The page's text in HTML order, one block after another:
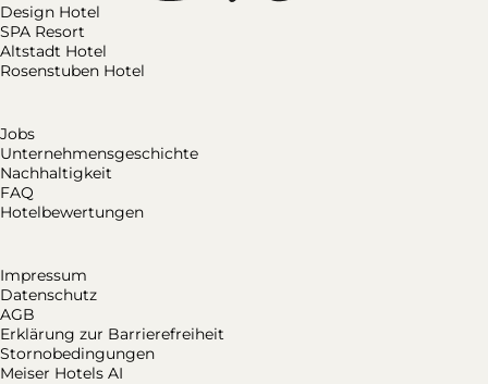
Design Hotel
SPA Resort
Altstadt Hotel
Rosenstuben Hotel
Jobs
Unternehmensgeschichte
Nachhaltigkeit
FAQ
Hotelbewertungen
Impressum
Datenschutz
AGB
Erklärung zur Barrierefreiheit
Stornobedingungen
Meiser Hotels AI